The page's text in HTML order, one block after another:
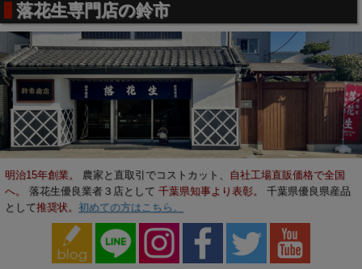
落花生専門店の鈴市
明治15年創業。 農家と直取引でコストカット、 自社工場直販価格で全国
へ。
落花生優良業者３店として 千葉県知事より表彰。
千葉県優良県産品
として推奨状。 初めての方はこちら。